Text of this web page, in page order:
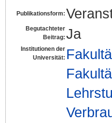
Publikationsform:
Begutachteter
Beitrag: Ja
Institutionen der
Universität: